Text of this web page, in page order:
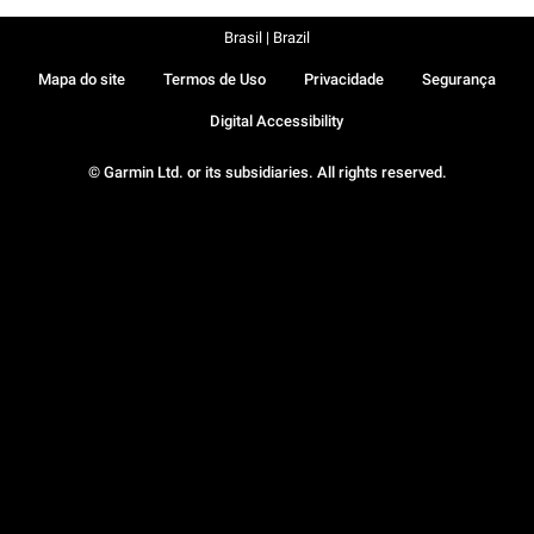
© Garmin Ltd. or its subsidiaries. All rights reserved.
Mapa do site Termos de Uso Privacidade Segurança
Digital Accessibility
Brasil | Brazil